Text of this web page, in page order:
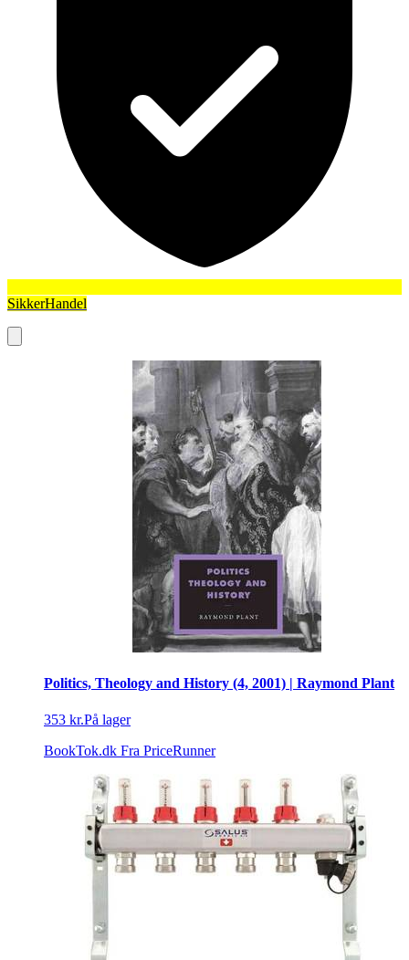
SikkerHandel
Politics, Theology and History (4, 2001) | Raymond Plant
353 kr.På lager
BookTok.dk Fra PriceRunner